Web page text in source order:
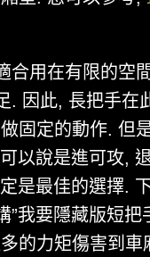
合用在有限的空
. 因此, 長把手在
固定的動作. 但
以說是進可攻,
是最佳的選擇.
”我要隱藏版短把
的力矩傷害到